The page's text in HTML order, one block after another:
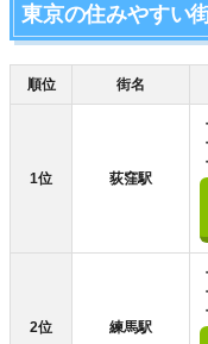
東京の住みやすい
順位 街名
1位 荻窪駅
2位 練馬駅